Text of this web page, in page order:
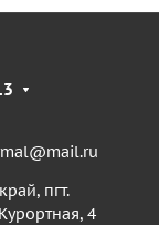
пгт.
4